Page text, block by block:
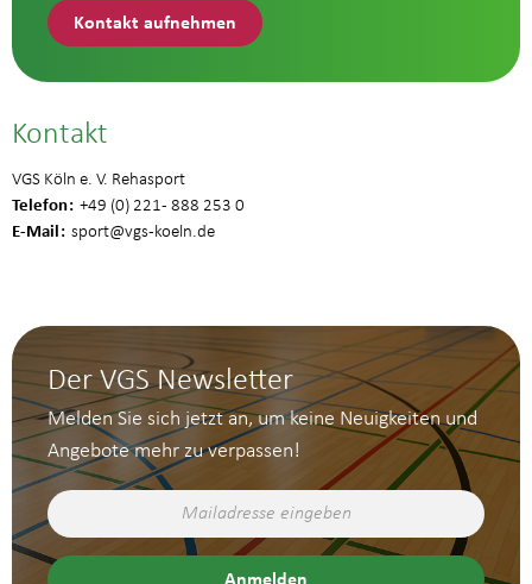
Kontakt aufnehmen
Kontakt
VGS Köln e. V. Rehasport
Telefon +49 (0) 221 - 888 253 0
E-Mail sport@vgs-koeln.de
Der VGS Newsletter
Melden Sie sich jetzt an, um keine Neuigkeiten und
Angebote mehr zu verpassen!